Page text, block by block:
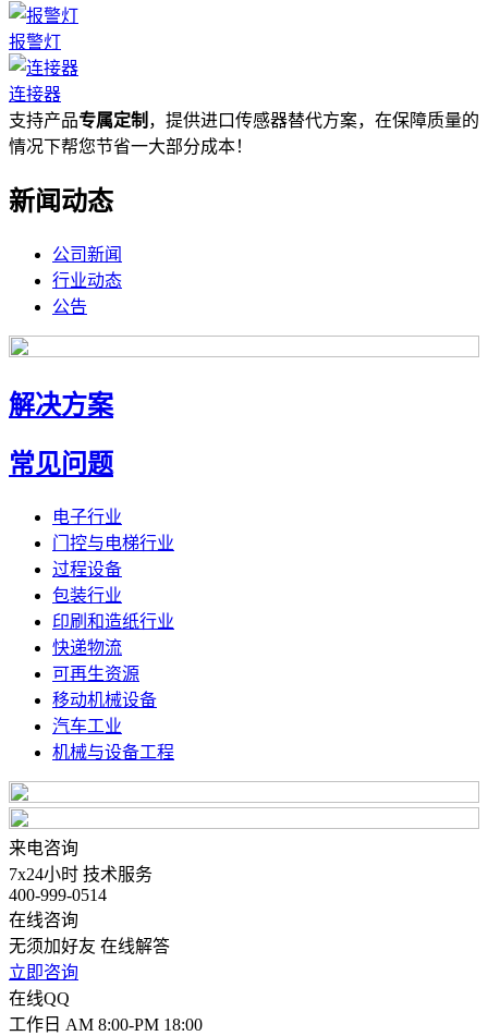
报警灯
连接器
支持产品专属定制 ，提供进口传感器替代方案，在保障质量的
情况下帮您节省一大部分成本！
新闻动态
公司新闻
行业动态
公告
解决方案
常见问题
电子行业
门控与电梯行业
过程设备
包装行业
印刷和造纸行业
快递物流
可再生资源
移动机械设备
汽车工业
机械与设备工程
来电咨询
7x24小时 技术服务
400-999-0514
在线咨询
无须加好友 在线解答
立即咨询
在线QQ
工作日 AM 8:00-PM 18:00